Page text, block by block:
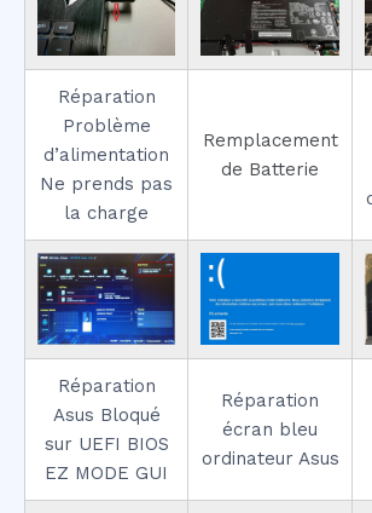
Réparation
Problème
d’alimentation
Ne prends pas
la charge
Remplacement
de Batterie
Réparation
Asus Bloqué
sur UEFI BIOS
EZ MODE GUI
Réparation
écran bleu
ordinateur Asus